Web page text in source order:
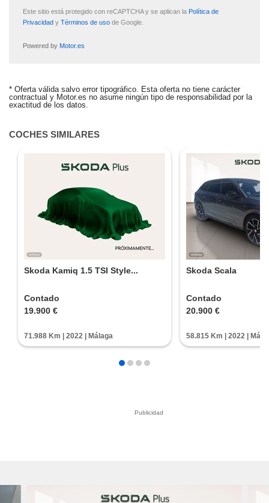
Este sitio está protegido con reCAPTCHA y se aplican la Política de
Privacidad y Términos de uso de Google.
Powered by Motor.es
ALERTA CREADA
Te avisaremos si el coche baja de precio.
* Oferta válida salvo error tipográfico. Esta oferta no tiene carácter
contractual y Motor.es no asume ningún tipo de responsabilidad por la
exactitud de los datos.
COCHES SIMILARES
Skoda Kamiq 1.5 TSI Style...
Contado
19.900 €
71.988 Km | 2022 | Málaga
Skoda Scala
Contado
20.900 €
58.815 Km | 2022 |